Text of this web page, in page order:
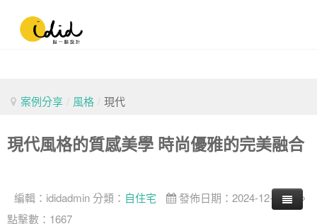
案例分享 / 風格 / 現代
現代風格的質感美學 時尚優雅的完美融合
編輯： ididadmin 分類： 自住宅
發佈日期：2024-12-11
點擊數：1667